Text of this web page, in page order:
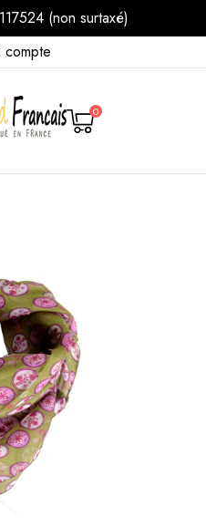
(non surtaxé)
compte
0